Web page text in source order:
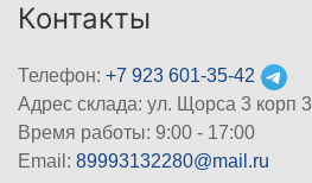
Контакты
Телефон: +7 923 601-35-42
Адрес склада: ул. Щорса 3 корп 3
Время работы: 9:00 - 17:00
Email: 89993132280@mail.ru